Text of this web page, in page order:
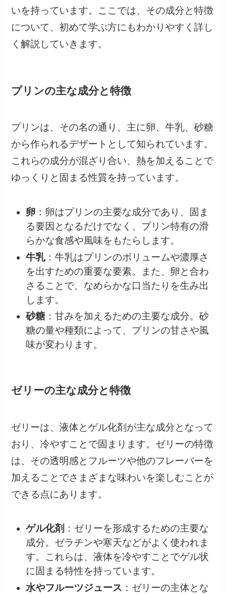
いを持っています。ここでは、その成分と特徴
について、初めて学ぶ方にもわかりやすく詳し
く解説していきます。
プリンの主な成分と特徴
プリンは、その名の通り、主に卵、牛乳、砂糖
から作られるデザートとして知られています。
これらの成分が混ざり合い、熱を加えることで
ゆっくりと固まる性質を持っています。
卵：卵はプリンの主要な成分であり、固ま
る要因となるだけでなく、プリン特有の滑
らかな食感や風味をもたらします。
牛乳：牛乳はプリンのボリュームや濃厚さ
を出すための重要な要素。また、卵と合わ
さることで、なめらかな口当たりを生み出
します。
砂糖：甘みを加えるための主要な成分。砂
糖の量や種類によって、プリンの甘さや風
味が変わります。
ゼリーの主な成分と特徴
ゼリーは、液体とゲル化剤が主な成分となって
おり、冷やすことで固まります。ゼリーの特徴
は、その透明感とフルーツや他のフレーバーを
加えることでさまざまな味わいを楽しむことが
できる点にあります。
ゲル化剤 ：ゼリーを形成するための主要な
成分。ゼラチンや寒天などがよく使われま
す。これらは、液体を冷やすことでゲル状
に固まる特性を持っています。
水やフルーツジュース ：ゼリーの主体とな